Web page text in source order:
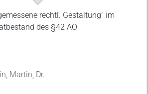
rechtl. Gestaltung" im
des §42 AO
Martin, Dr.